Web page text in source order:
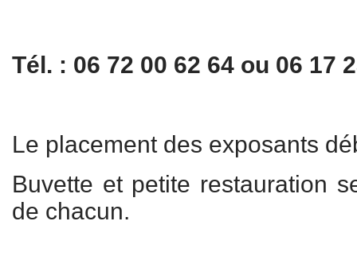
Tél. : 06 72 00 62 64 ou 06 17
Le placement des exposants
Buvette et petite restauration
de chacun.